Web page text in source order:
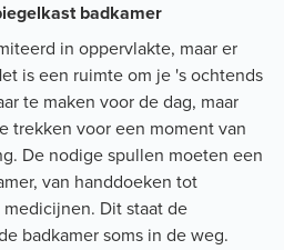
badkamer
in oppervlakte, maar er
is een ruimte om je 's ochtends
te maken voor de dag, maar
trekken voor een moment van
De nodige spullen moeten een
van handdoeken tot
Dit staat de
badkamer soms in de weg.